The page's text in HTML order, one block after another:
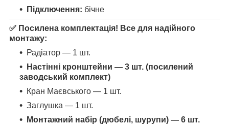
Підключення: бічне
✅ Посилена комплектація! Все для надійного
монтажу:
Радіатор — 1 шт.
Настінні кронштейни — 3 шт. (посилений
заводський комплект)
Кран Маєвського — 1 шт.
Заглушка — 1 шт.
Монтажний набір (дюбелі, шурупи) — 6 шт.